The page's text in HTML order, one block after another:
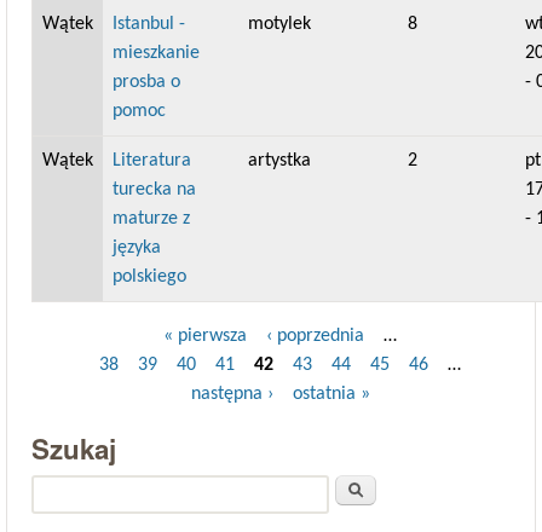
Wątek
Istanbul -
mieszkanie
prosba o
pomoc
motylek 8
-
Wątek
Literatura
turecka na
maturze z
języka
polskiego
artystka 2
-
Strony
« pierwsza ‹ poprzednia
…
38
39 40 41 42 43 44 45 46
…
następna ›
ostatnia »
Szukaj